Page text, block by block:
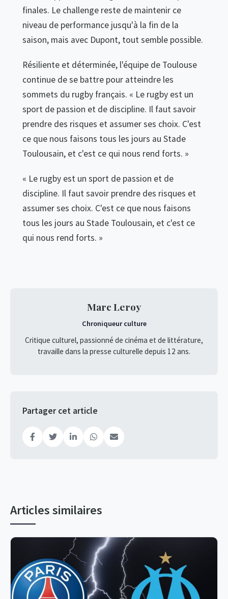
finales. Le challenge reste de maintenir ce
niveau de performance jusqu'à la fin de la
saison, mais avec Dupont, tout semble possible.
Résiliente et déterminée, l'équipe de Toulouse
continue de se battre pour atteindre les
sommets du rugby français. « Le rugby est un
sport de passion et de discipline. Il faut savoir
prendre des risques et assumer ses choix. C'est
ce que nous faisons tous les jours au Stade
Toulousain, et c'est ce qui nous rend forts. »
« Le rugby est un sport de passion et de
discipline. Il faut savoir prendre des risques et
assumer ses choix. C'est ce que nous faisons
tous les jours au Stade Toulousain, et c'est ce
qui nous rend forts. »
Marc Leroy
Chroniqueur culture
Critique culturel, passionné de cinéma et de littérature,
travaille dans la presse culturelle depuis 12 ans.
Partager cet article
Articles similaires